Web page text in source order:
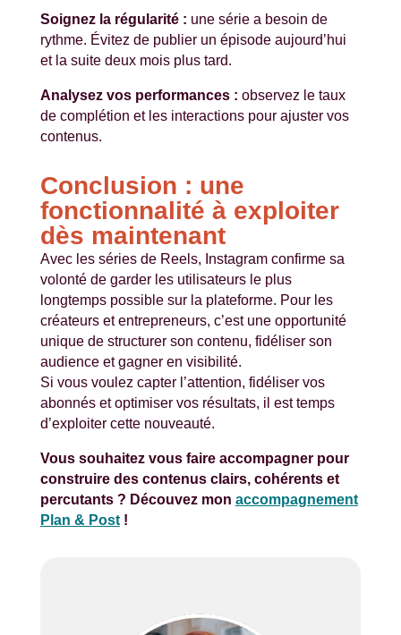
Soignez la régularité : une série a besoin de
rythme. Évitez de publier un épisode aujourd’hui
et la suite deux mois plus tard.
Analysez vos performances : observez le taux
de complétion et les interactions pour ajuster vos
contenus.
Conclusion : une
fonctionnalité à exploiter
dès maintenant
Avec les séries de Reels, Instagram confirme sa
volonté de garder les utilisateurs le plus
longtemps possible sur la plateforme. Pour les
créateurs et entrepreneurs, c’est une opportunité
unique de structurer son contenu, fidéliser son
audience et gagner en visibilité.
Si vous voulez capter l’attention, fidéliser vos
abonnés et optimiser vos résultats, il est temps
d’exploiter cette nouveauté.
Vous souhaitez vous faire accompagner pour
construire des contenus clairs, cohérents et
percutants ? Découvez mon accompagnement
Plan & Post!